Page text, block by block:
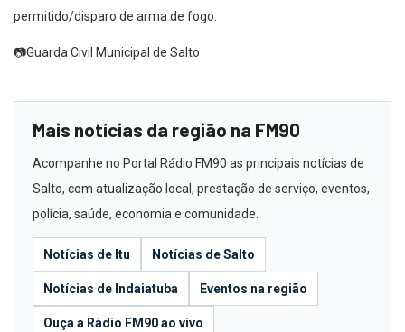
permitido/disparo de arma de fogo.
📷Guarda Civil Municipal de Salto
Mais notícias da região na FM90
Acompanhe no Portal Rádio FM90 as principais notícias de
Salto, com atualização local, prestação de serviço, eventos,
polícia, saúde, economia e comunidade.
Notícias de Itu Notícias de Salto
Notícias de Indaiatuba Eventos na região
Ouça a Rádio FM90 ao vivo